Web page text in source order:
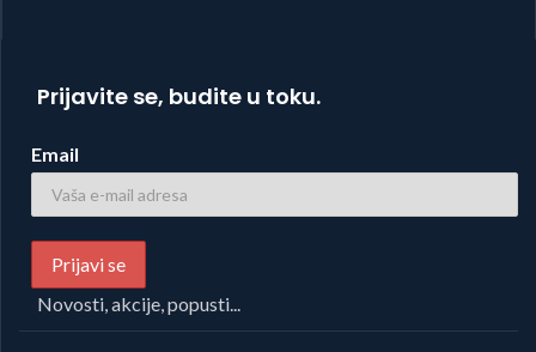
Prijavite se, budite u toku.
Email
Novosti, akcije, popusti...